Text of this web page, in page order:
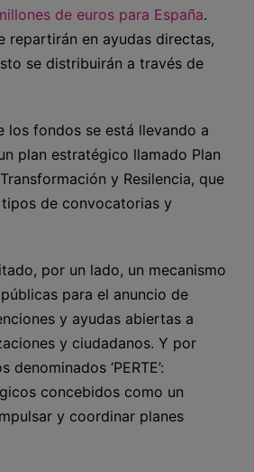
de euros para España.
repartirán en ayudas directas,
se distribuirán a través de
los fondos se está llevando a
plan estratégico llamado Plan
y Resilencia, que
de convocatorias y
por un lado, un mecanismo
para el anuncio de
y ayudas abiertas a
y ciudadanos. Y por
‘PERTE’:
concebidos como un
y coordinar planes